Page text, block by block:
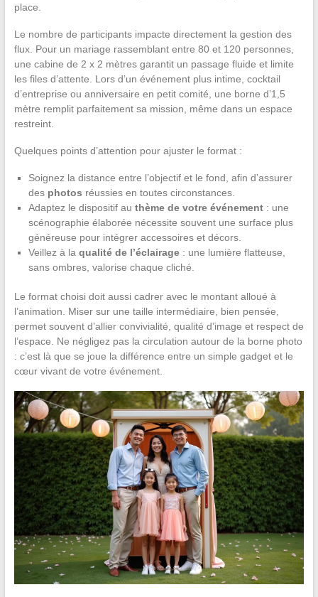
place.
Le nombre de participants impacte directement la gestion des
flux. Pour un mariage rassemblant entre 80 et 120 personnes,
une cabine de 2 x 2 mètres garantit un passage fluide et limite
les files d’attente. Lors d’un événement plus intime, cocktail
d’entreprise ou anniversaire en petit comité, une borne d’1,5
mètre remplit parfaitement sa mission, même dans un espace
restreint.
Quelques points d’attention pour ajuster le format :
Soignez la distance entre l’objectif et le fond, afin d’assurer
des photos réussies en toutes circonstances.
Adaptez le dispositif au thème de votre événement: une
scénographie élaborée nécessite souvent une surface plus
généreuse pour intégrer accessoires et décors.
Veillez à la qualité de l’éclairage: une lumière flatteuse,
sans ombres, valorise chaque cliché.
Le format choisi doit aussi cadrer avec le montant alloué à
l’animation. Miser sur une taille intermédiaire, bien pensée,
permet souvent d’allier convivialité, qualité d’image et respect de
l’espace. Ne négligez pas la circulation autour de la borne photo
: c’est là que se joue la différence entre un simple gadget et le
cœur vivant de votre événement.